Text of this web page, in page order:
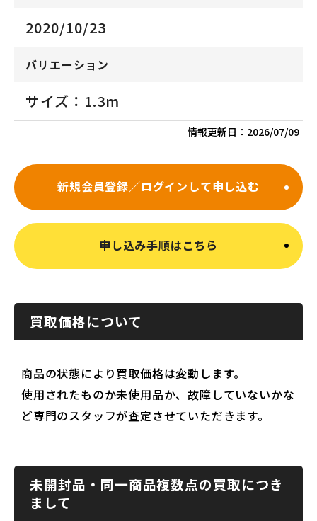
2020/10/23
バリエーション
サイズ：1.3m
情報更新日： 2026/07/09
新規会員登録／ログインして申し込む
申し込み手順はこちら
買取価格について
商品の状態により買取価格は変動します。
使用されたものか未使用品か、故障していないかな
ど専門のスタッフが査定させていただきます。
未開封品・同一商品複数点の買取につき
まして